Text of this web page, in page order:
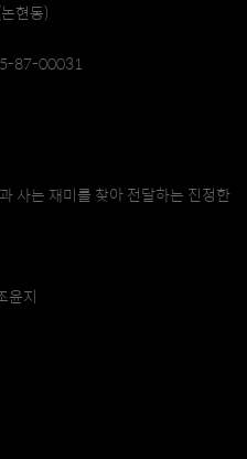
현동)
87-00031
사는 재미를 찾아 전달하는 진정한
윤지